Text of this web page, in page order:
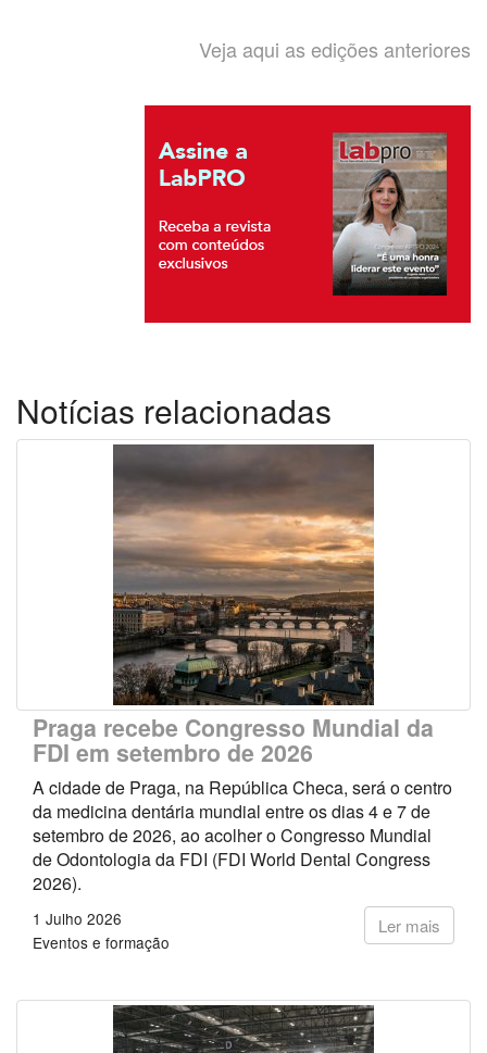
Veja aqui as edições anteriores
Notícias relacionadas
Praga recebe Congresso Mundial da
FDI em setembro de 2026
A cidade de Praga, na República Checa, será o centro
da medicina dentária mundial entre os dias 4 e 7 de
setembro de 2026, ao acolher o Congresso Mundial
de Odontologia da FDI (FDI World Dental Congress
2026).
Ler mais
1 Julho 2026
Eventos e formação